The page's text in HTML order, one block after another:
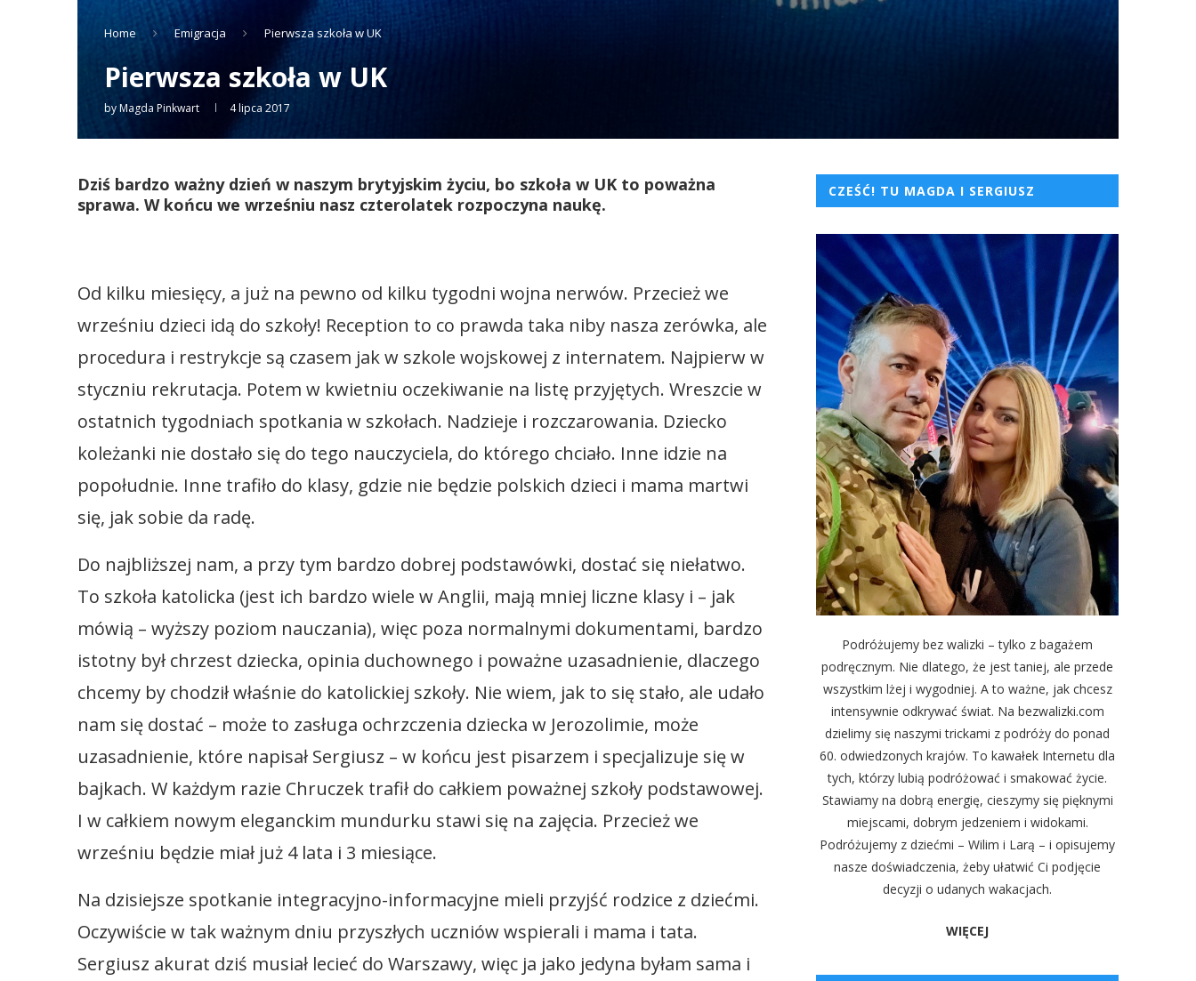
Home Emigracja Pierwsza szkoła w UK
Pierwsza szkoła w UK
byMagda Pinkwart 4 lipca 2017
Dziś bardzo ważny dzień w naszym brytyjskim życiu, bo szkoła w UK to poważna
sprawa. W końcu we wrześniu nasz czterolatek rozpoczyna naukę.
Od kilku miesięcy, a już na pewno od kilku tygodni wojna nerwów. Przecież we
wrześniu dzieci idą do szkoły! Reception to co prawda taka niby nasza zerówka, ale
procedura i restrykcje są czasem jak w szkole wojskowej z internatem. Najpierw w
styczniu rekrutacja. Potem w kwietniu oczekiwanie na listę przyjętych. Wreszcie w
ostatnich tygodniach spotkania w szkołach. Nadzieje i rozczarowania. Dziecko
koleżanki nie dostało się do tego nauczyciela, do którego chciało. Inne idzie na
popołudnie. Inne trafiło do klasy, gdzie nie będzie polskich dzieci i mama martwi
się, jak sobie da radę.
Do najbliższej nam, a przy tym bardzo dobrej podstawówki, dostać się niełatwo.
To szkoła katolicka (jest ich bardzo wiele w Anglii, mają mniej liczne klasy i – jak
mówią – wyższy poziom nauczania), więc poza normalnymi dokumentami, bardzo
istotny był chrzest dziecka, opinia duchownego i poważne uzasadnienie, dlaczego
chcemy by chodził właśnie do katolickiej szkoły. Nie wiem, jak to się stało, ale udało
nam się dostać – może to zasługa ochrzczenia dziecka w Jerozolimie, może
uzasadnienie, które napisał Sergiusz – w końcu jest pisarzem i specjalizuje się w
bajkach. W każdym razie Chruczek trafił do całkiem poważnej szkoły podstawowej.
I w całkiem nowym eleganckim mundurku stawi się na zajęcia. Przecież we
wrześniu będzie miał już 4 lata i 3 miesiące.
Na dzisiejsze spotkanie integracyjno-informacyjne mieli przyjść rodzice z dziećmi.
Oczywiście w tak ważnym dniu przyszłych uczniów wspierali i mama i tata.
Sergiusz akurat dziś musiał lecieć do Warszawy, więc ja jako jedyna byłam sama i
CZEŚĆ! TU MAGDA I SERGIUSZ
Podróżujemy bez walizki – tylko z bagażem
podręcznym. Nie dlatego, że jest taniej, ale przede
wszystkim lżej i wygodniej. A to ważne, jak chcesz
intensywnie odkrywać świat. Na bezwalizki.com
dzielimy się naszymi trickami z podróży do ponad
60. odwiedzonych krajów. To kawałek Internetu dla
tych, którzy lubią podróżować i smakować życie.
Stawiamy na dobrą energię, cieszymy się pięknymi
miejscami, dobrym jedzeniem i widokami.
Podróżujemy z dziećmi – Wilim i Larą – i opisujemy
nasze doświadczenia, żeby ułatwić Ci podjęcie
decyzji o udanych wakacjach.
WIĘCEJ